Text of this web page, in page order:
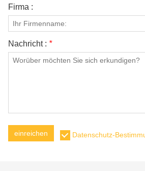
Firma :
Nachricht : *
einreichen Datenschutz-